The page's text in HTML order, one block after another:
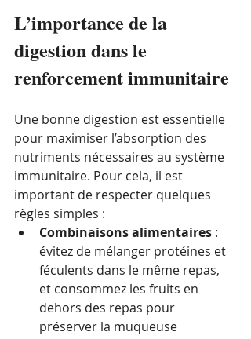
L’importance de la
digestion dans le
renforcement immunitaire
Une bonne digestion est essentielle
pour maximiser l’absorption des
nutriments nécessaires au système
immunitaire. Pour cela, il est
important de respecter quelques
règles simples :
Combinaisons alimentaires :
évitez de mélanger protéines et
féculents dans le même repas,
et consommez les fruits en
dehors des repas pour
préserver la muqueuse